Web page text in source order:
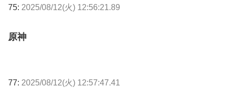
75: 2025/08/12(火) 12:56:21.89
原神
77: 2025/08/12(火) 12:57:47.41